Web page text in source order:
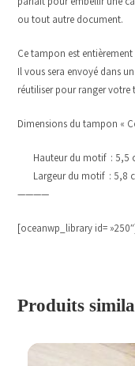
ou tout autre document.
Ce tampon est
Il vous sera envoyé dans
réutiliser pour ranger votre
Dimensions du tampon «
Hauteur du motif : 5,5
Largeur du motif : 5,8
————
[oceanwp_library id=
Produits